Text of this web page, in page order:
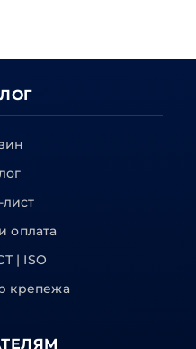
оплата
| ISO
крепежа